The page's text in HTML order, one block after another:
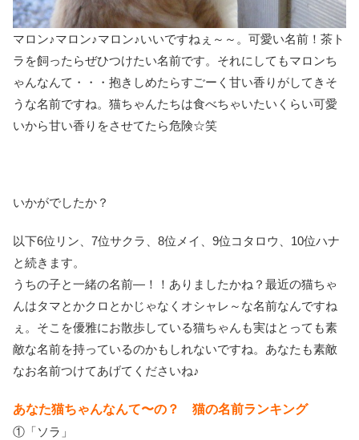
マロン♪マロン♪マロン♪いいですねぇ～～。可愛い名前！茶ト
ラを飼ったらぜひつけたい名前です。それにしてもマロンち
ゃんなんて・・・抱きしめたらすごーく甘い香りがしてきそ
うな名前ですね。猫ちゃんたちは食べちゃいたいくらい可愛
いから甘い香りをさせてたら危険☆笑
いかがでしたか？
以下6位リン、7位サクラ、8位メイ、9位コタロウ、10位ハナ
と続きます。
うちの子と一緒の名前―！！ありましたかね？最近の猫ちゃ
んはタマとかクロとかじゃなくオシャレ～な名前なんですね
ぇ。そこを優雅にお散歩している猫ちゃんも実はとっても素
敵な名前を持っているのかもしれないですね。あなたも素敵
なお名前つけてあげてくださいね♪
あなた猫ちゃんなんて〜の？ 猫の名前ランキング
①「ソラ」